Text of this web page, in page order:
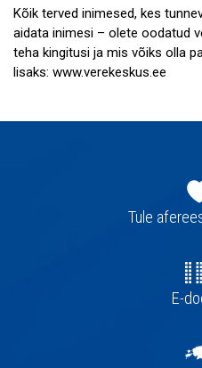
Kõik terved inimesed, kes
aidata inimesi – olete oodatud
teha kingitusi ja mis võiks olla
lisaks: www.verekeskus.ee
navigatsioon
Tule
E-